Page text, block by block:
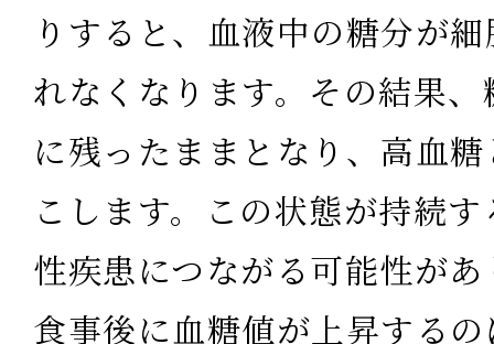
りすると、血液中の糖分が
れなくなります。その結果
に残ったままとなり、高血
こします。この状態が持続
性疾患につながる可能性が
食事後に血糖値が上昇する